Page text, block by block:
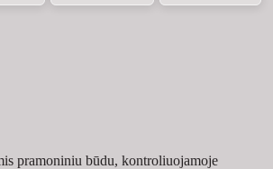
pramoniniu būdu, kontroliuojamoje